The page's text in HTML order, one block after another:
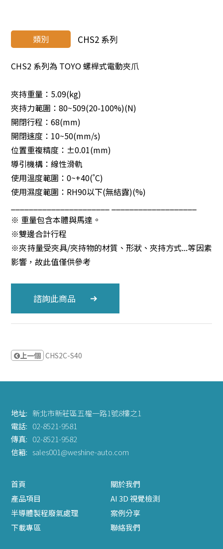
類別 CHS2 系列
CHS2 系列為 TOYO 螺桿式電動夾爪
夾持重量：5.09(kg)
夾持力範圍：80~509(20-100%)(N)
開閉行程：68(mm)
開閉速度：10~50(mm/s)
位置重複精度：±0.01(mm)
導引機構：線性滑軌
使用溫度範圍：0~+40(˚C)
使用濕度範圍：RH90以下(無結露)(%)
※ 重量包含本體與馬達。
※雙邊合計行程
※夾持量受夾具/夾持物的材質、形狀、夾持方式...等因素
影響，故此值僅供參考
諮詢此商品
上一個 CHS2C-S40
地址: 新北市新莊區五權一路1號8樓之1
電話: 02-8521-9581
傳真: 02-8521-9582
信箱: sales001@weshine-auto.com
首頁
關於我們
產品項目
AI 3D 視覺檢測
半導體製程廢氣處理
案例分享
下載專區
聯絡我們